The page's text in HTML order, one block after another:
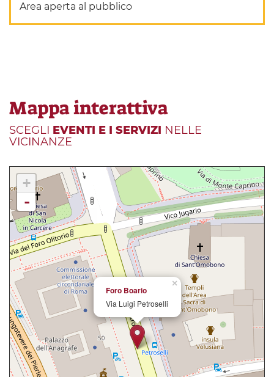
Area aperta al pubblico
Mappa interattiva
SCEGLI EVENTI E I SERVIZI NELLE
VICINANZE
×
Foro Boario
Via Luigi Petroselli
+
-